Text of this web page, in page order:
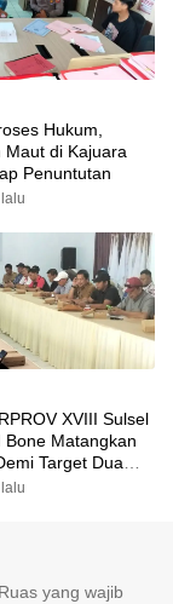
Hukum,
Maut di Kajuara
Penuntutan
XVIII Sulsel
Bone Matangkan
Target Dua
Ruas yang wajib